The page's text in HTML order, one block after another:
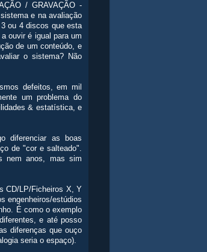
/ GRAVAÇÃO -
e na avaliação
ou 4 discos que esta
ouvir é igual para um
de um conteúdo, e
o sistema? Não
defeitos, em mil
um problema do
& estatística, e
diferenciar as boas
de "cor e salteado".
nem anos, mas sim
CD/LP/Ficheiros X, Y
engenheiros/estúdios
É como o exemplo
e até posso
diferenças que ouço
seria o espaço).